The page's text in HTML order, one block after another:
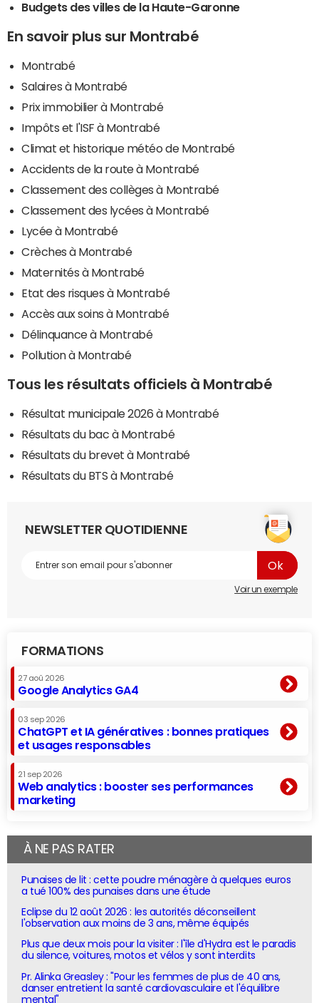
Budgets des villes de la Haute-Garonne
En savoir plus sur Montrabé
Montrabé
Salaires à Montrabé
Prix immobilier à Montrabé
Impôts et l'ISF à Montrabé
Climat et historique météo de Montrabé
Accidents de la route à Montrabé
Classement des collèges à Montrabé
Classement des lycées à Montrabé
Lycée à Montrabé
Crèches à Montrabé
Maternités à Montrabé
Etat des risques à Montrabé
Accès aux soins à Montrabé
Délinquance à Montrabé
Pollution à Montrabé
Tous les résultats officiels à Montrabé
Résultat municipale 2026 à Montrabé
Résultats du bac à Montrabé
Résultats du brevet à Montrabé
Résultats du BTS à Montrabé
NEWSLETTER QUOTIDIENNE
Voir un exemple
FORMATIONS
27 aoû 2026
Google Analytics GA4
03 sep 2026
ChatGPT et IA génératives : bonnes pratiques
et usages responsables
21 sep 2026
Web analytics : booster ses performances
marketing
À NE PAS RATER
Punaises de lit : cette poudre ménagère à quelques euros
a tué 100% des punaises dans une étude
Eclipse du 12 août 2026 : les autorités déconseillent
l'observation aux moins de 3 ans, même équipés
Plus que deux mois pour la visiter : l'île d'Hydra est le paradis
du silence, voitures, motos et vélos y sont interdits
Pr. Alinka Greasley : "Pour les femmes de plus de 40 ans,
danser entretient la santé cardiovasculaire et l'équilibre
mental"